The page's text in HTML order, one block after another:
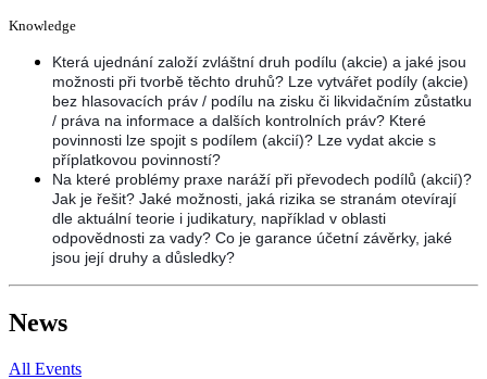
Knowledge
Která ujednání založí zvláštní druh podílu (akcie) a jaké jsou
možnosti při tvorbě těchto druhů? Lze vytvářet podíly (akcie)
bez hlasovacích práv / podílu na zisku či likvidačním zůstatku
/ práva na informace a dalších kontrolních práv? Které
povinnosti lze spojit s podílem (akcií)? Lze vydat akcie s
příplatkovou povinností?
Na které problémy praxe naráží při převodech podílů (akcií)?
Jak je řešit? Jaké možnosti, jaká rizika se stranám otevírají
dle aktuální teorie i judikatury, například v oblasti
odpovědnosti za vady? Co je garance účetní závěrky, jaké
jsou její druhy a důsledky?
News
All Events